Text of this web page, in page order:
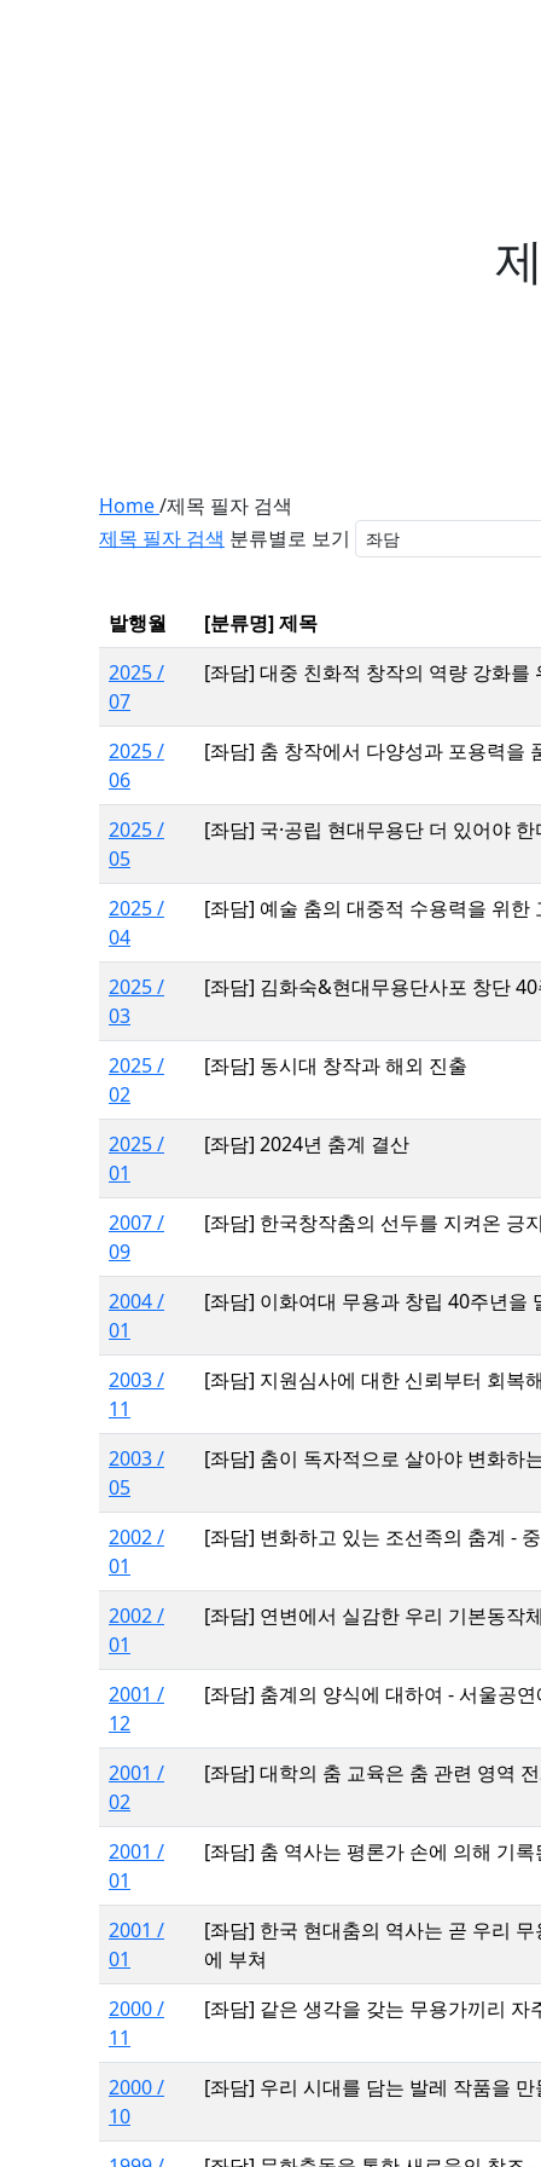
Home/제목 필자 검색
제목 필자 검색 분류별로 보기
발행월
[분류명] 제목
2025 /
07
[좌담] 대중 친화적 창작의 역량 강화를
2025 /
06
[좌담] 춤 창작에서 다양성과 포용력을
2025 /
05
[좌담] 국·공립 현대무용단 더 있어야 한
2025 /
04
[좌담] 예술 춤의 대중적 수용력을 위한
2025 /
03
[좌담] 김화숙&현대무용단사포 창단
2025 /
02
[좌담] 동시대 창작과 해외 진출
2025 /
01
[좌담] 2024년 춤계 결산
2007 /
09
[좌담] 한국창작춤의 선두를 지켜온 긍
2004 /
01
[좌담] 이화여대 무용과 창립 40주년을
2003 /
11
[좌담] 지원심사에 대한 신뢰부터 회복
2003 /
05
[좌담] 춤이 독자적으로 살아야 변화하
2002 /
01
[좌담] 변화하고 있는 조선족의 춤계 -
2002 /
01
[좌담] 연변에서 실감한 우리 기본동작
2001 /
12
[좌담] 춤계의 양식에 대하여 - 서울공
2001 /
02
[좌담] 대학의 춤 교육은 춤 관련 영역
2001 /
01
[좌담] 춤 역사는 평론가 손에 의해 기록
2001 /
01
[좌담] 한국 현대춤의 역사는 곧 우리
에 부쳐
2000 /
11
[좌담] 같은 생각을 갖는 무용가끼리 자
2000 /
10
[좌담] 우리 시대를 담는 발레 작품을